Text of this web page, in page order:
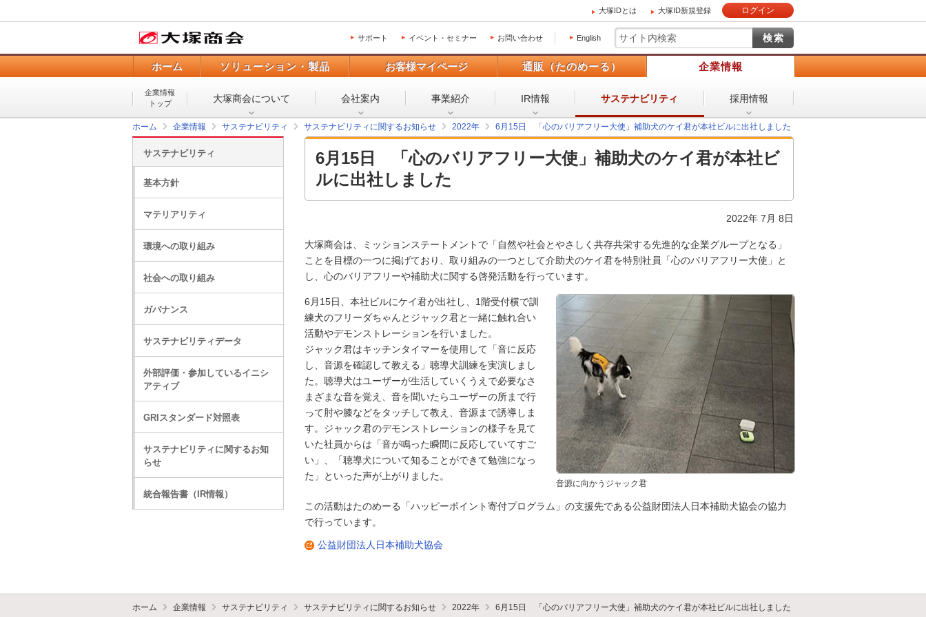
大塚IDとは 大塚ID新規登録 ログイン
サポート イベント・セミナー お問い合わせ English
ホーム ソリューション・製品 お客様マイページ 通販（たのめーる） 企業情報
企業情報
トップ
大塚商会について 会社案内 事業紹介 IR情報 サステナビリティ 採用情報
ホーム 企業情報 サステナビリティ サステナビリティに関するお知らせ 2022年 6月15日 「心のバリアフリー大使」補助犬のケイ君が本社ビルに出社しました
6月15日 「心のバリアフリー大使」補助犬のケイ君が本社ビ
ルに出社しました
2022年 7月 8日
大塚商会は、ミッションステートメントで「自然や社会とやさしく共存共栄する先進的な企業グループとなる」
ことを目標の一つに掲げており、取り組みの一つとして介助犬のケイ君を特別社員「心のバリアフリー大使」と
し、心のバリアフリーや補助犬に関する啓発活動を行っています。
6月15日、本社ビルにケイ君が出社し、1階受付横で訓
練犬のフリーダちゃんとジャック君と一緒に触れ合い
活動やデモンストレーションを行いました。
ジャック君はキッチンタイマーを使用して「音に反応
し、音源を確認して教える」聴導犬訓練を実演しまし
た。聴導犬はユーザーが生活していくうえで必要なさ
まざまな音を覚え、音を聞いたらユーザーの所まで行
って肘や膝などをタッチして教え、音源まで誘導しま
す。ジャック君のデモンストレーションの様子を見て
いた社員からは「音が鳴った瞬間に反応していてすご
い」、「聴導犬について知ることができて勉強になっ
た」といった声が上がりました。
音源に向かうジャック君
この活動はたのめーる「ハッピーポイント寄付プログラム」の支援先である公益財団法人日本補助犬協会の協力
で行っています。
公益財団法人日本補助犬協会
サステナビリティ
基本方針
マテリアリティ
環境への取り組み
社会への取り組み
ガバナンス
サステナビリティデータ
外部評価・参加しているイニシ
アティブ
GRIスタンダード対照表
サステナビリティに関するお知
らせ
統合報告書（IR情報）
ホーム 企業情報 サステナビリティ サステナビリティに関するお知らせ 2022年 6月15日 「心のバリアフリー大使」補助犬のケイ君が本社ビルに出社しました